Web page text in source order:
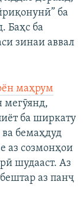
ба
Баҳс ба
зинаи аввал
маҳрум
мегӯянд,
ба ширкату
бемаҳдуд
аз созмонҳои
шудааст. Аз
аз панҷ